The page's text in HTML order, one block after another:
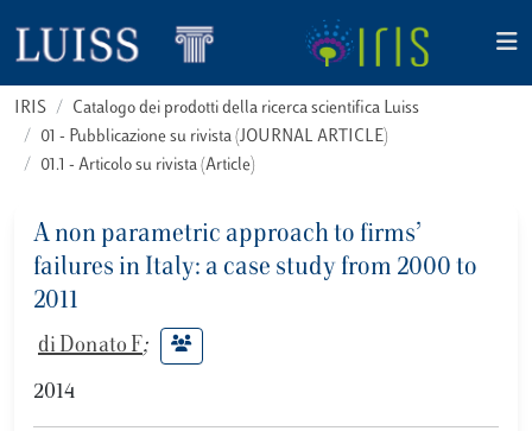
IRIS
Catalogo dei prodotti della ricerca scientifica Luiss
01 - Pubblicazione su rivista (JOURNAL ARTICLE)
01.1 - Articolo su rivista (Article)
A non parametric approach to firms’
failures in Italy: a case study from 2000 to
2011
di Donato F;
2014